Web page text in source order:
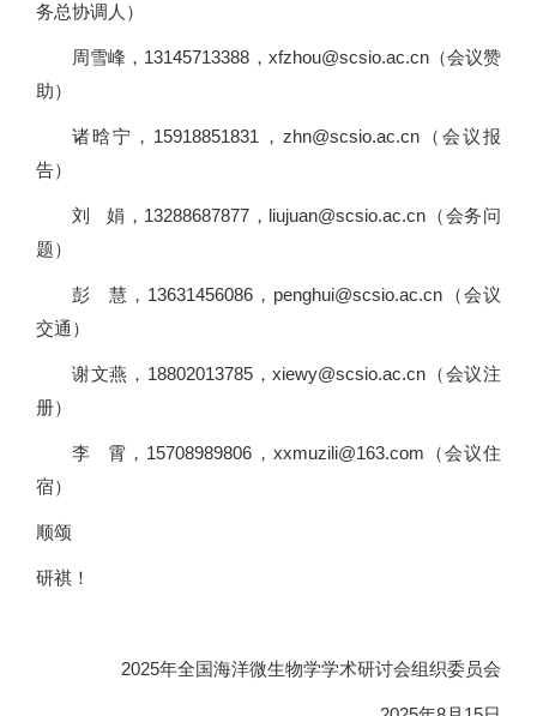
务总协调人）
周雪峰，13145713388，xfzhou@scsio.ac.cn（会议赞
助）
诸晗宁，15918851831，zhn@scsio.ac.cn（会议报
告）
刘 娟，13288687877，liujuan@scsio.ac.cn（会务问
题）
彭 慧，13631456086，penghui@scsio.ac.cn（会议
交通）
谢文燕，18802013785，xiewy@scsio.ac.cn（会议注
册）
李 霄，15708989806，xxmuzili@163.com（会议住
宿）
顺颂
研祺！
2025年全国海洋微生物学学术研讨会组织委员会